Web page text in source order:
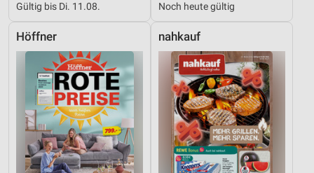
Gültig bis Di. 11.08. Noch heute gültig
Höffner nahkauf